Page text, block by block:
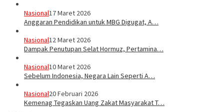
Nasional17 Maret 2026
Anggaran Pendidikan untuk MBG Digugat, A…
Nasional12 Maret 2026
Dampak Penutupan Selat Hormuz, Pertamina…
Nasional10 Maret 2026
Sebelum Indonesia, Negara Lain Seperti A…
Nasional20 Februari 2026
Kemenag Tegaskan Uang Zakat Masyarakat T…